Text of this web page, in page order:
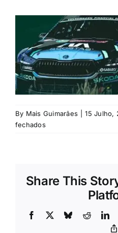
Região
Rubricas
Jornal
Revista
By Mais Guimarães 15 Julho,
fechadosem
Guimarães
Share This
Facebook BlueskyReddit